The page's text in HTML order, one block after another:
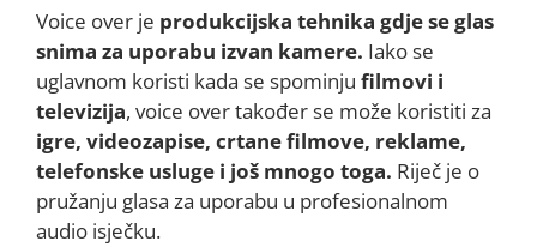
Voice over je produkcijska tehnika gdje se glas
snima za uporabu izvan kamere. Iako se
uglavnom koristi kada se spominju filmovi i
televizija, voice over također se može koristiti za
igre, videozapise, crtane filmove, reklame,
telefonske usluge i još mnogo toga. Riječ je o
pružanju glasa za uporabu u profesionalnom
audio isječku.